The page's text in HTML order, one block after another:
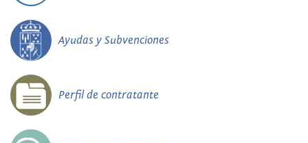
Ayudas y Subvenciones
Perfil de contratante